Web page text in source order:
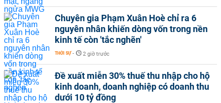
Chuyên gia Phạm Xuân Hoè chỉ ra 6
nguyên nhân khiến dòng vốn trong nền
kinh tế còn 'tắc nghẽn'
THỜI SỰ - 2 giờ trước
Đề xuất miễn 30% thuế thu nhập cho hộ
kinh doanh, doanh nghiệp có doanh thu
dưới 10 tỷ đồng